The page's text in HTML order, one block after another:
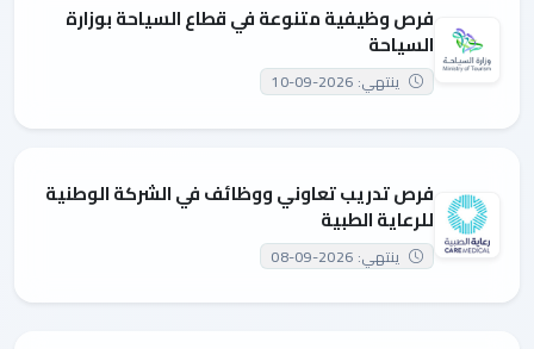
فرص وظيفية متنوعة في قطاع السياحة بوزارة
السياحة
ينتهي: 2026-09-10
فرص تدريب تعاوني ووظائف في الشركة الوطنية
للرعاية الطبية
ينتهي: 2026-09-08